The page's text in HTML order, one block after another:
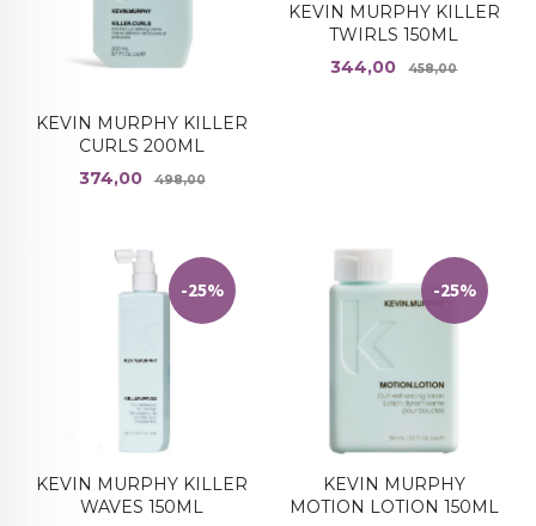
KEVIN MURPHY KILLER
CURLS 200ML
Tilbud
374,00 498,00Rabatt
KEVIN MURPHY KILLER
TWIRLS 150ML
Tilbud
344,00 458,00Rabatt
KEVIN MURPHY KILLER
WAVES 150ML
-25%
KEVIN MURPHY
MOTION LOTION 150ML
-25%